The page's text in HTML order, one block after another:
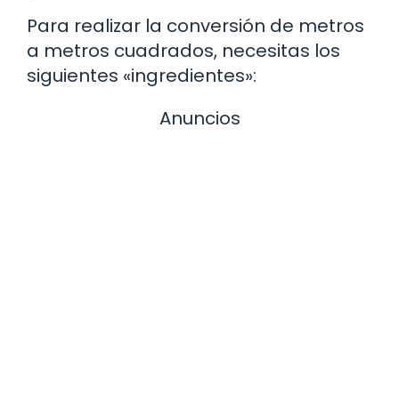
Para realizar la conversión de metros
a metros cuadrados, necesitas los
siguientes «ingredientes»:
Anuncios